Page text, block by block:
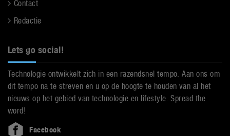
Contact
Redactie
Lets go social!
Technologie ontwikkelt zich in een razendsnel tempo. Aan ons om
dit tempo na te streven en u op de hoogte te houden van al het
nieuws op het gebied van technologie en lifestyle. Spread the
word!
Facebook